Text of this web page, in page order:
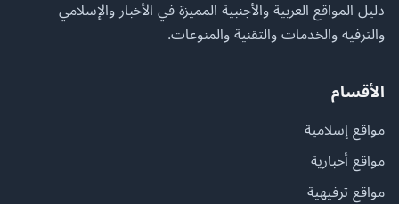
دليل المواقع العربية والأجنبية المميزة في الأخبار والإسلامي
والترفيه والخدمات والتقنية والمنوعات.
الأقسام
مواقع إسلامية
مواقع أخبارية
مواقع ترفيهية